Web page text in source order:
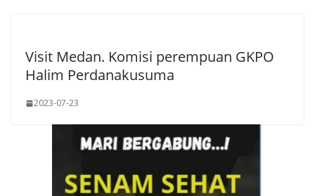
Visit Medan. Komisi perempuan GKPO
Halim Perdanakusuma
2023-07-23